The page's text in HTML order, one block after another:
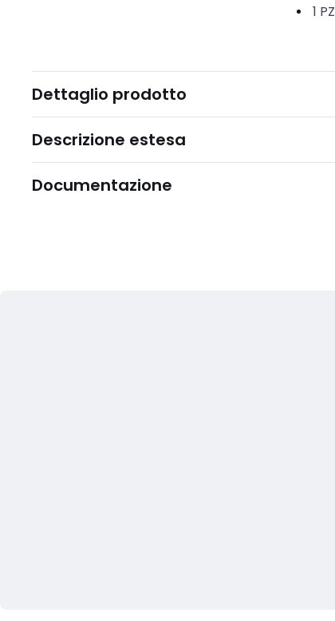
1 PZ
Dettaglio prodotto
Descrizione estesa
Documentazione